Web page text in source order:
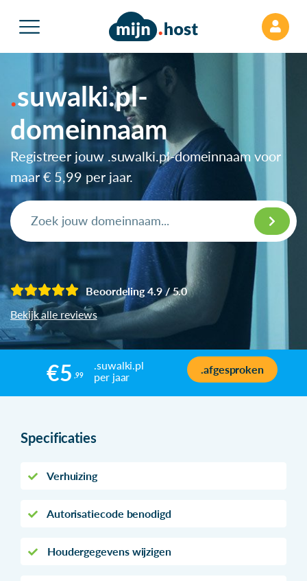
suwalki.pl-
domeinnaam
Registreer jouw .suwalki.pl-domeinnaam voor
maar € 5,99 per jaar.
Beoordeling 4.9 / 5.0
Bekijk alle reviews
€5 ,99
.suwalki.pl
per jaar
.afgesproken
Specificaties
Verhuizing
Autorisatiecode benodigd
Houdergegevens wijzigen